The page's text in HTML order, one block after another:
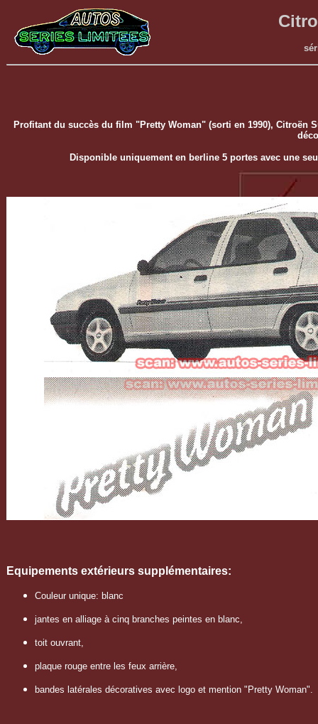
Profitant du succès du film "Pretty Woman" (sorti en 1990),
Disponible uniquement en berline 5 portes avec une
Equipements extérieurs supplémentaires:
Couleur unique: blanc
jantes en alliage à cinq branches peintes en blanc,
toit ouvrant,
plaque rouge entre les feux arrière,
bandes latérales décoratives avec logo et mention "Pretty Woman".